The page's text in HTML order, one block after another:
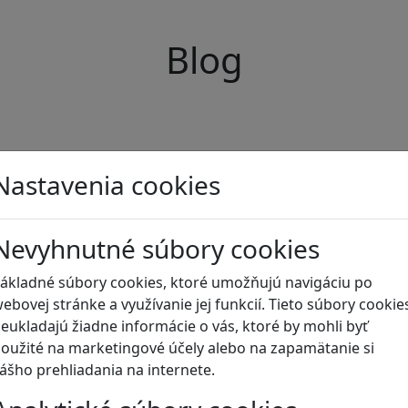
cookies
súbory cookies
súbory cookies, ktoré umožňujú navigáciu po
stránke a využívanie jej funkcií. Tieto súbory
žiadne informácie o vás, ktoré by mohli byť
na marketingové účely alebo na zapamätanie si
prehliadania na internete.
Blog